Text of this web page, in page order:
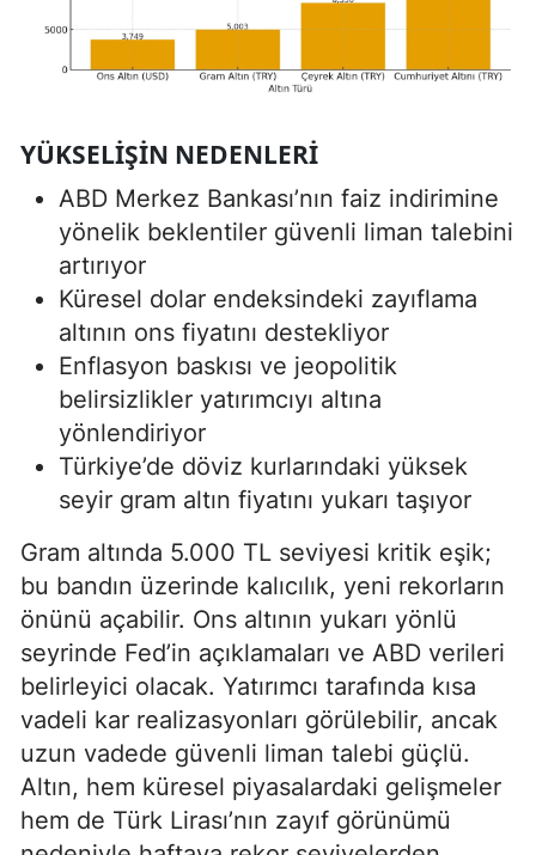
YÜKSELIŞIN NEDENLERI
ABD Merkez Bankası’nın faiz indirimine
yönelik beklentiler güvenli liman talebini
artırıyor
Küresel dolar endeksindeki zayıflama
altının ons fiyatını destekliyor
Enflasyon baskısı ve jeopolitik
belirsizlikler yatırımcıyı altına
yönlendiriyor
Türkiye’de döviz kurlarındaki yüksek
seyir gram altın fiyatını yukarı taşıyor
Gram altında 5.000 TL seviyesi kritik eşik;
bu bandın üzerinde kalıcılık, yeni rekorların
önünü açabilir. Ons altının yukarı yönlü
seyrinde Fed’in açıklamaları ve ABD verileri
belirleyici olacak. Yatırımcı tarafında kısa
vadeli kar realizasyonları görülebilir, ancak
uzun vadede güvenli liman talebi güçlü.
Altın, hem küresel piyasalardaki gelişmeler
hem de Türk Lirası’nın zayıf görünümü